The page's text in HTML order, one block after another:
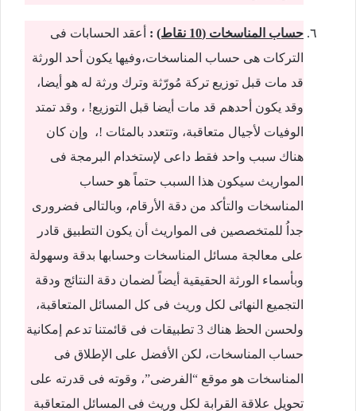
حساب المناسخات (10 نقاط) : أعقد الحسابات فى
التركات هى حساب المناسخات،وفيها يكون أحد الورثة
قد مات قبل توزيع تركة مُورّثة وترك ورثة له هو أيضا،
وقد يكون أحدهم قد مات أيضا قبل التوزيع! ، وقد تمتد
الوفيات لأجيال متعاقبة، وتتعدد بالمئات !، وإن كان
هناك سبب واحد فقط داعى لإستخدام البرمجة فى
المواريث سيكون هذا السبب حتماً هو حساب
المناسخات والتأكد من دقة الأرقام، وبالتالى فضرورى
جداُ للمتخصصين فى المواريث أن يكون التطبيق قادر
على معالجة مسائل المناسخات وحسابها بدقة وسهولة
وبأسماء الورثة الحقيقية أيضاً لضمان دقة النتائج ودقة
التجميع النهائى لكل وريث فى كل المسائل المتعاقبة،
ولحسن الحظ هناك 3 تطبيقات فى قائمتنا تدعم إمكانية
حساب المناسخات، لكن الأفضل على الإطلاق فى
المناسخات هو موقع “الفرضى”، وقوته فى قدرته على
تحويل علاقة القرابة لكل وريث فى المسائل المتعاقبة